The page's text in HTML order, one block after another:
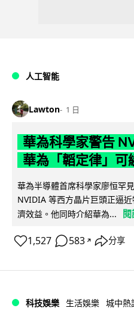
人工智能
Lawton 1 日
華為科學家警告
華為「韜定律」可
華為半導體首席科學家廖恒罕
NVIDIA 等西方晶片巨頭正逼
濟效益。他同時介紹華為...
1,527 583 ↗ 分享
科技娛樂 生活娛樂 城中熱